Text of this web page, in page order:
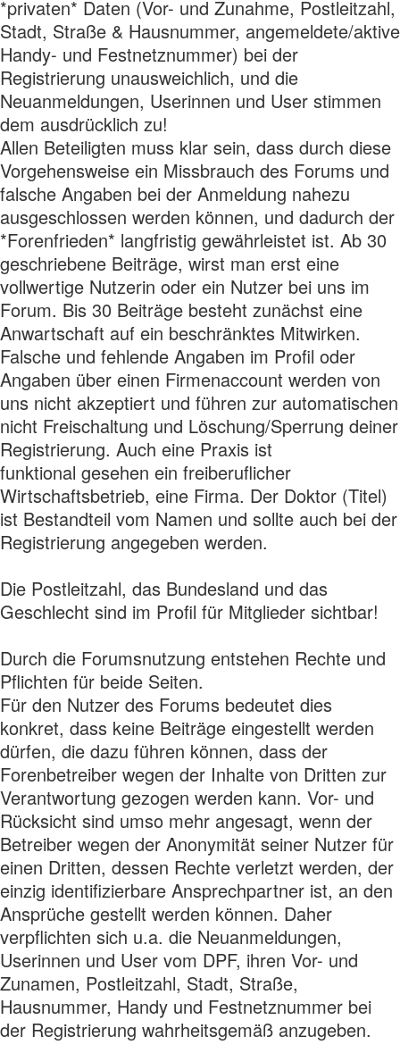
*privaten* Daten (Vor- und Zunahme, Postleitzahl,
Stadt, Straße & Hausnummer, angemeldete/aktive
Handy- und Festnetznummer) bei der
Registrierung unausweichlich, und die
Neuanmeldungen, Userinnen und User stimmen
dem ausdrücklich zu!
Allen Beteiligten muss klar sein, dass durch diese
Vorgehensweise ein Missbrauch des Forums und
falsche Angaben bei der Anmeldung nahezu
ausgeschlossen werden können, und dadurch der
*Forenfrieden* langfristig gewährleistet ist. Ab 30
geschriebene Beiträge, wirst man erst eine
vollwertige Nutzerin oder ein Nutzer bei uns im
Forum. Bis 30 Beiträge besteht zunächst eine
Anwartschaft auf ein beschränktes Mitwirken.
Falsche und fehlende Angaben im Profil oder
Angaben über einen Firmenaccount werden von
uns nicht akzeptiert und führen zur automatischen
nicht Freischaltung und Löschung/Sperrung deiner
Registrierung. Auch eine Praxis ist
funktional gesehen ein freiberuflicher
Wirtschaftsbetrieb, eine Firma. Der Doktor (Titel)
ist Bestandteil vom Namen und sollte auch bei der
Registrierung angegeben werden.
Die Postleitzahl, das Bundesland und das
Geschlecht sind im Profil für Mitglieder sichtbar!
Durch die Forumsnutzung entstehen Rechte und
Pflichten für beide Seiten.
Für den Nutzer des Forums bedeutet dies
konkret, dass keine Beiträge eingestellt werden
dürfen, die dazu führen können, dass der
Forenbetreiber wegen der Inhalte von Dritten zur
Verantwortung gezogen werden kann. Vor- und
Rücksicht sind umso mehr angesagt, wenn der
Betreiber wegen der Anonymität seiner Nutzer für
einen Dritten, dessen Rechte verletzt werden, der
einzig identifizierbare Ansprechpartner ist, an den
Ansprüche gestellt werden können. Daher
verpflichten sich u.a. die Neuanmeldungen,
Userinnen und User vom DPF, ihren Vor- und
Zunamen, Postleitzahl, Stadt, Straße,
Hausnummer, Handy und Festnetznummer bei
der Registrierung wahrheitsgemäß anzugeben.